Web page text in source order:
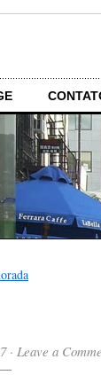
· Leave a